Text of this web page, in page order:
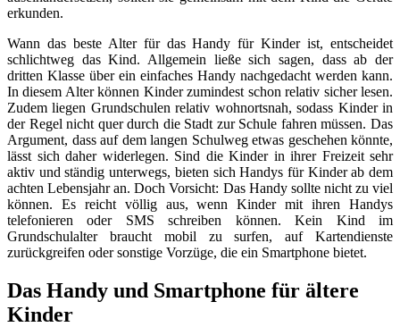
erkunden.
Wann das beste Alter für das Handy für Kinder ist, entscheidet
schlichtweg das Kind. Allgemein ließe sich sagen, dass ab der
dritten Klasse über ein einfaches Handy nachgedacht werden kann.
In diesem Alter können Kinder zumindest schon relativ sicher lesen.
Zudem liegen Grundschulen relativ wohnortsnah, sodass Kinder in
der Regel nicht quer durch die Stadt zur Schule fahren müssen. Das
Argument, dass auf dem langen Schulweg etwas geschehen könnte,
lässt sich daher widerlegen. Sind die Kinder in ihrer Freizeit sehr
aktiv und ständig unterwegs, bieten sich Handys für Kinder ab dem
achten Lebensjahr an. Doch Vorsicht: Das Handy sollte nicht zu viel
können. Es reicht völlig aus, wenn Kinder mit ihren Handys
telefonieren oder SMS schreiben können. Kein Kind im
Grundschulalter braucht mobil zu surfen, auf Kartendienste
zurückgreifen oder sonstige Vorzüge, die ein Smartphone bietet.
Das Handy und Smartphone für ältere
Kinder